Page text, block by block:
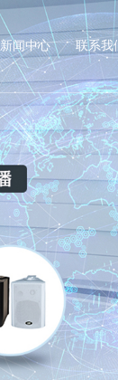
新闻中心 联系我